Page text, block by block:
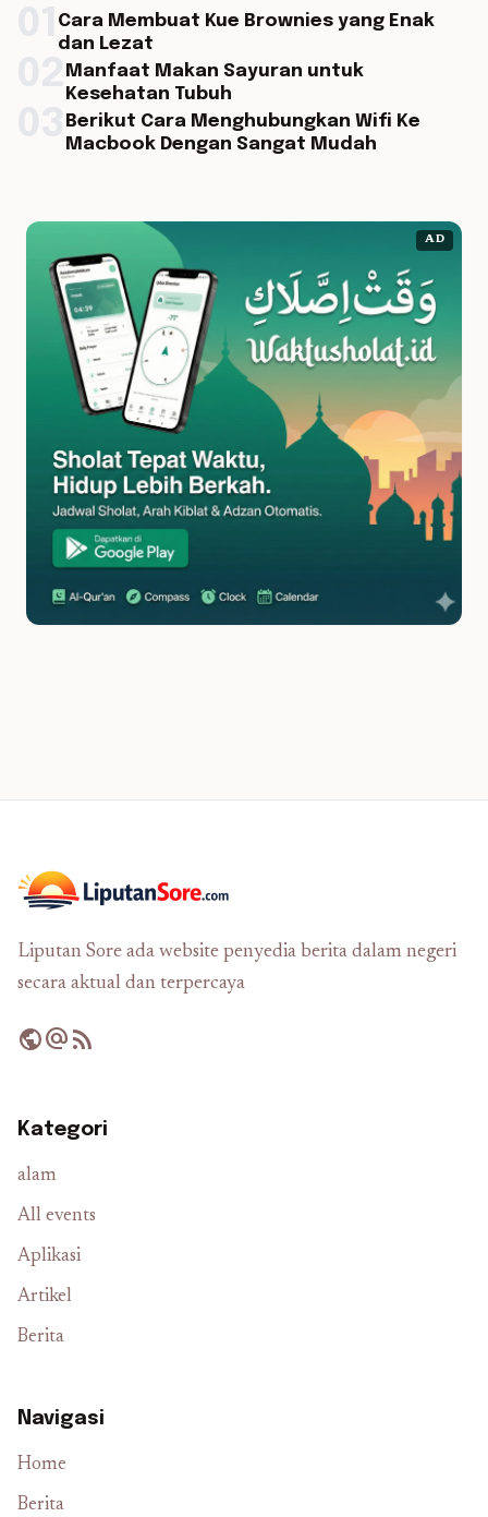
Cara Membuat Kue Brownies yang Enak
dan Lezat
Manfaat Makan Sayuran untuk
Kesehatan Tubuh
Berikut Cara Menghubungkan Wifi Ke
Macbook Dengan Sangat Mudah
AD
Liputan Sore ada website penyedia berita dalam negeri
secara aktual dan terpercaya
publicalternate_emailrss_feed
Kategori
alam
All events
Aplikasi
Artikel
Berita
Navigasi
Home
Berita